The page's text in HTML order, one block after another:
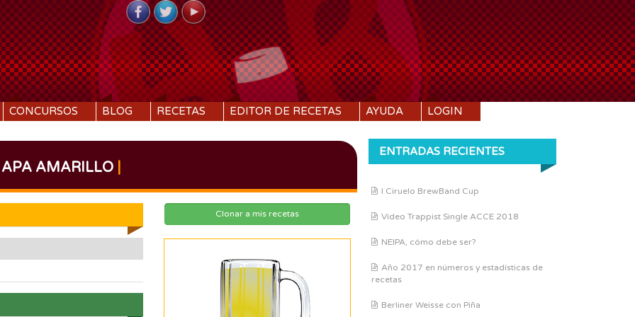
CONCURSOS BLOG RECETAS EDITOR DE RECETAS AYUDA LOGIN
APA AMARILLO
Clonar a mis recetas
ENTRADAS RECIENTES
I Ciruelo BrewBand Cup
Vídeo Trappist Single ACCE 2018
NEIPA, cómo debe ser?
Año 2017 en números y estadísticas de
recetas
Berliner Weisse con Piña